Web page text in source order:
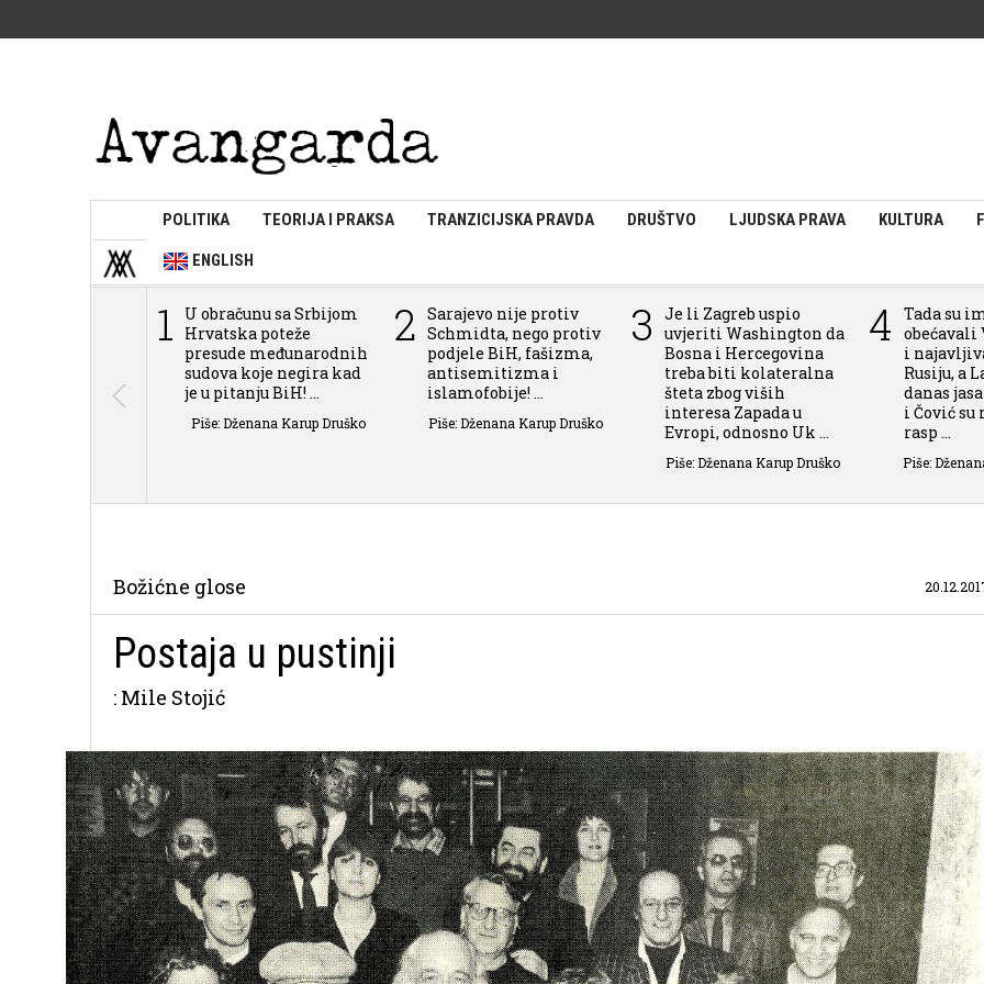
POLITIKA TEORIJA I PRAKSA TRANZICIJSKA PRAVDA DRUŠTVO LJUDSKA PRAVA KULTURA
ENGLISH
1
U obračunu sa Srbijom
Hrvatska poteže
presude međunarodnih
sudova koje negira kad
je u pitanju BiH! ...
Piše: Dženana Karup Druško
2 Sarajevo nije protiv
Schmidta, nego protiv
podjele BiH, fašizma,
antisemitizma i
islamofobije! ...
Piše: Dženana Karup Druško
3
Je li Zagreb uspio
uvjeriti Washington da
Bosna i Hercegovina
treba biti kolateralna
šteta zbog viših
interesa Zapada u
Evropi, odnosno Uk ...
Piše: Dženana Karup Druško
4
Tada su
obećavali
i
Rusiju, a
danas
i Čović su
rasp ...
Piše:
Božićne glose
Postaja u pustinji
: Mile Stojić